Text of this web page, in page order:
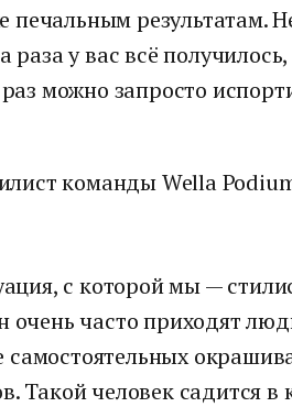
результатам.
у вас всё
можно запросто
команды Wella
с которой мы —
очень часто приходят
Такой человек садится в